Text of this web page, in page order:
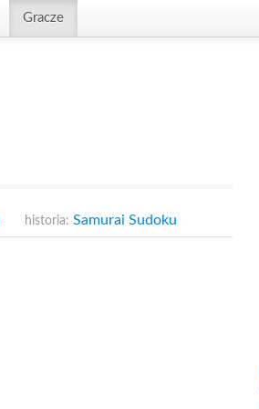
Gracze
historia: Samurai Sudoku